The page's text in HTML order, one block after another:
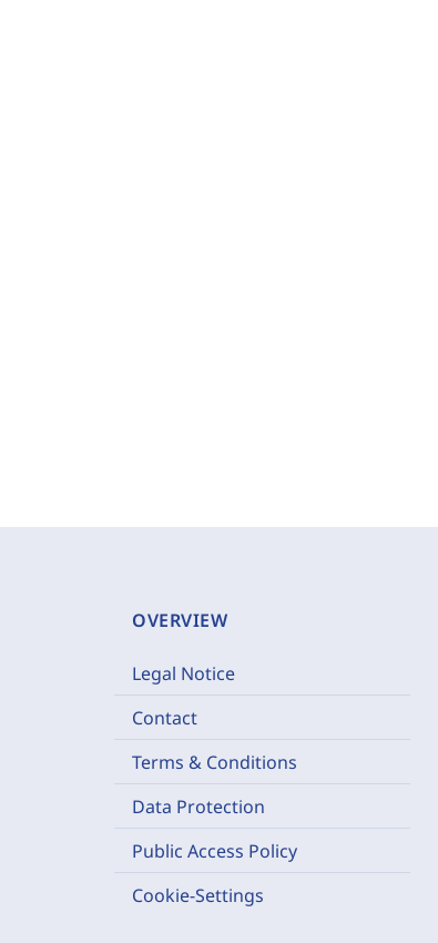
OVERVIEW
Legal Notice
Contact
Terms & Conditions
Data Protection
Public Access Policy
Cookie-Settings